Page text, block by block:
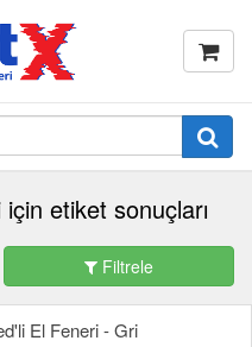
etiket sonuçları
Filtrele
El Feneri - Gri